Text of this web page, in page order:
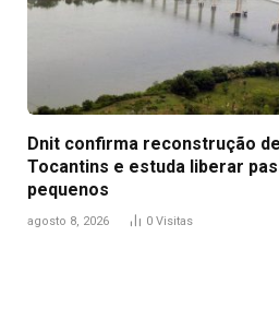
Dnit confirma reconstrução
Tocantins e estuda liberar
pequenos
agosto 8, 2026 0 Visitas